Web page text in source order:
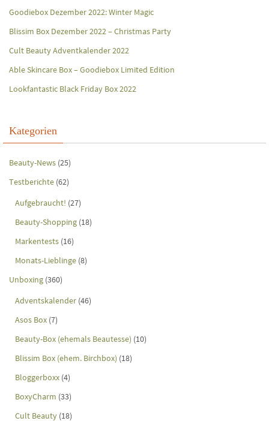
Goodiebox Dezember 2022: Winter Magic
Blissim Box Dezember 2022 – Christmas Party
Cult Beauty Adventkalender 2022
Able Skincare Box – Goodiebox Limited Edition
Lookfantastic Black Friday Box 2022
Kategorien
Beauty-News (25)
Testberichte (62)
Aufgebraucht! (27)
Beauty-Shopping (18)
Markentests (16)
Monats-Lieblinge (8)
Unboxing (360)
Adventskalender (46)
Asos Box (7)
Beauty-Box (ehemals Beautesse) (10)
Blissim Box (ehem. Birchbox) (18)
Bloggerboxx (4)
BoxyCharm (33)
Cult Beauty (18)